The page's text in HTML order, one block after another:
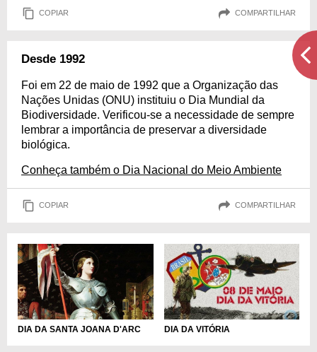
COPIAR COMPARTILHAR
Desde 1992
Foi em 22 de maio de 1992 que a Organização das
Nações Unidas (ONU) instituiu o Dia Mundial da
Biodiversidade. Verificou-se a necessidade de sempre
lembrar a importância de preservar a diversidade
biológica.
Conheça também o Dia Nacional do Meio Ambiente
COPIAR COMPARTILHAR
DIA DA SANTA JOANA D'ARC DIA DA VITÓRIA